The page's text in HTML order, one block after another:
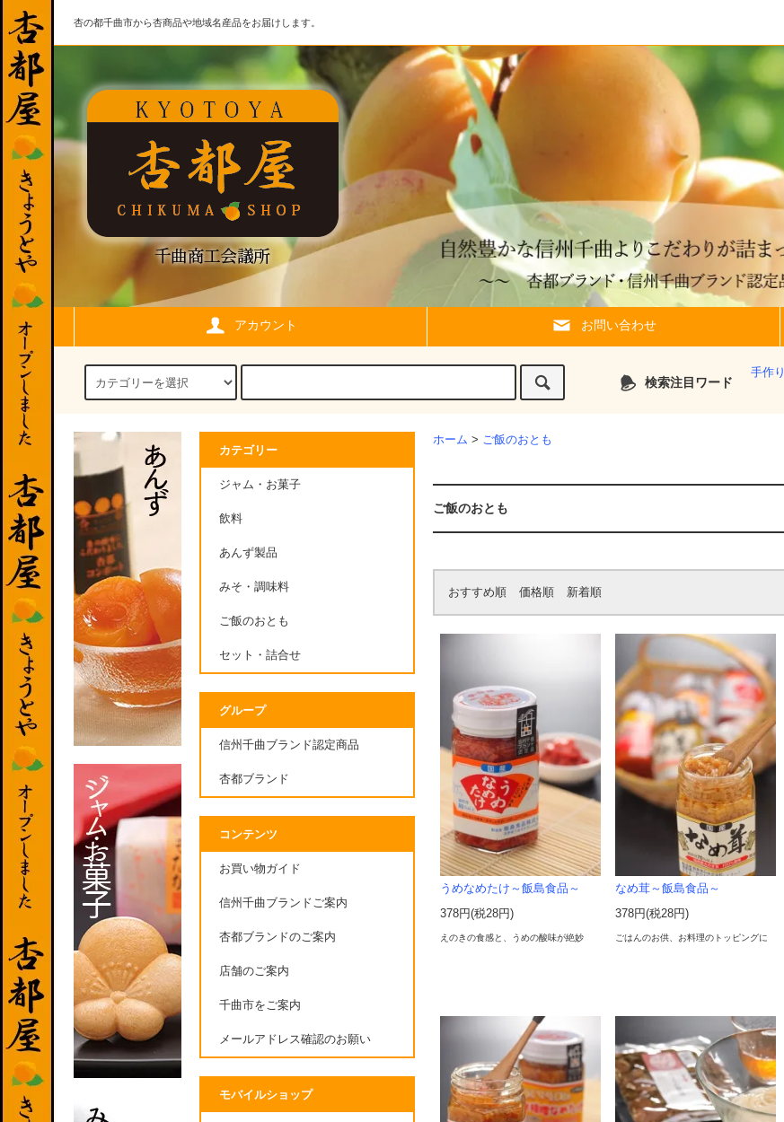
杏の都千曲市から杏商品や地域名産品をお届けします。
アカウント お問い合わせ
検索注目ワード
手作り
ホーム > ご飯のおとも
ご飯のおとも
おすすめ順 価格順 新着順
うめなめたけ～飯島食品～
378円(税28円)
えのきの食感と、うめの酸味が絶妙
なめ茸～飯島食品～
378円(税28円)
ごはんのお供、お料理のトッピングに
カテゴリー
ジャム・お菓子
飲料
あんず製品
みそ・調味料
ご飯のおとも
セット・詰合せ
グループ
信州千曲ブランド認定商品
杏都ブランド
コンテンツ
お買い物ガイド
信州千曲ブランドご案内
杏都ブランドのご案内
店舗のご案内
千曲市をご案内
メールアドレス確認のお願い
モバイルショップ